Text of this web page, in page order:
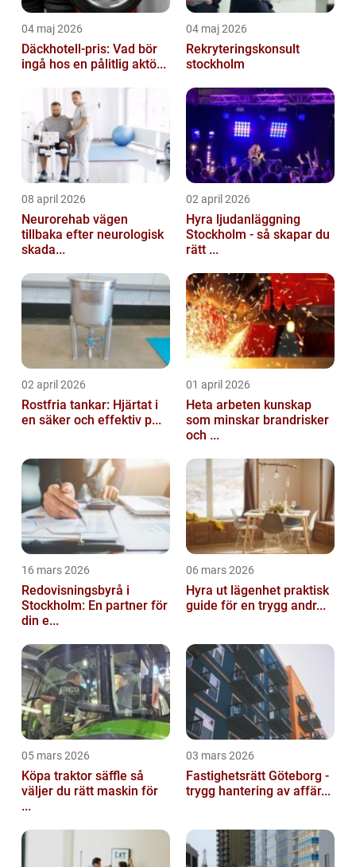
04 maj 2026
Däckhotell-pris: Vad bör
ingå hos en pålitlig aktö...
04 maj 2026
Rekryteringskonsult
stockholm
08 april 2026
Neurorehab vägen
tillbaka efter neurologisk
skada...
02 april 2026
Hyra ljudanläggning
Stockholm - så skapar du
rätt ...
02 april 2026
Rostfria tankar: Hjärtat i
en säker och effektiv p...
01 april 2026
Heta arbeten kunskap
som minskar brandrisker
och ...
16 mars 2026
Redovisningsbyrå i
Stockholm: En partner för
din e...
06 mars 2026
Hyra ut lägenhet praktisk
guide för en trygg andr...
05 mars 2026
Köpa traktor säffle så
väljer du rätt maskin för
...
03 mars 2026
Fastighetsrätt Göteborg -
trygg hantering av affär...